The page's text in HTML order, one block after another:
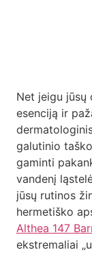
Net jeigu jūsų
esenciją ir
galutinio
gaminti
vandenį
jūsų rutinos
hermetiško
Althea 147
ekstremaliai